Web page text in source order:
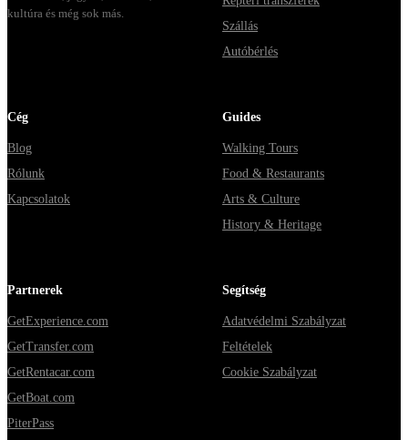
kultúra és még sok más.
Szállás
Autóbérlés
Cég
Blog
Rólunk
Kapcsolatok
Guides
Walking Tours
Food & Restaurants
Arts & Culture
History & Heritage
Partnerek
GetExperience.com
GetTransfer.com
GetRentacar.com
GetBoat.com
PiterPass
Segítség
Adatvédelmi Szabályzat
Feltételek
Cookie Szabályzat